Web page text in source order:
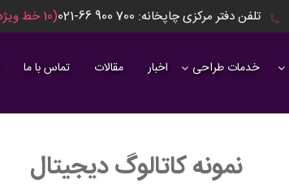
تلفن دفتر مرکزی چاپخانه: ‎021-66 900 700 (10 خط ویژه)
خدمات طراحی اخبار مقالات تماس با ما
نمونه کاتالوگ دیجیتال